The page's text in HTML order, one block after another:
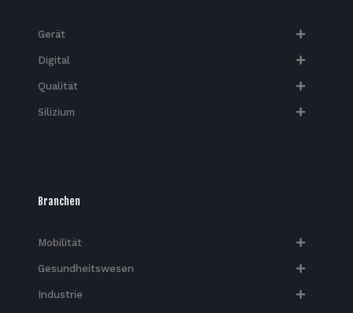
Gerät
Digital
Qualität
Silizium
Branchen
Mobilität
Gesundheitswesen
Industrie